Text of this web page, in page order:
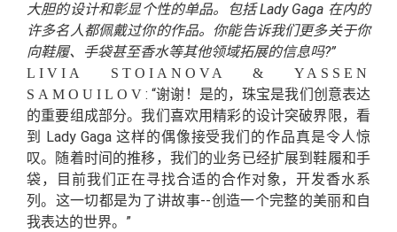
大胆的设计和彰显个性的单品。包括 Lady Gaga 在内的
许多名人都佩戴过你的作品。你能告诉我们更多关于你
向鞋履、手袋甚至香水等其他领域拓展的信息吗?”
LIVIA STOIANOVA & YASSEN
SAMOUILOV : “谢谢！是的，珠宝是我们创意表达
的重要组成部分。我们喜欢用精彩的设计突破界限，看
到 Lady Gaga 这样的偶像接受我们的作品真是令人惊
叹。随着时间的推移，我们的业务已经扩展到鞋履和手
袋，目前我们正在寻找合适的合作对象，开发香水系
列。这一切都是为了讲故事--创造一个完整的美丽和自
我表达的世界。”